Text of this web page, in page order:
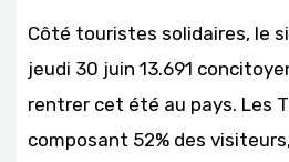
Côté touristes solidaires, le
jeudi 30 juin 13.691
rentrer cet été au pays. Les
composant 52% des